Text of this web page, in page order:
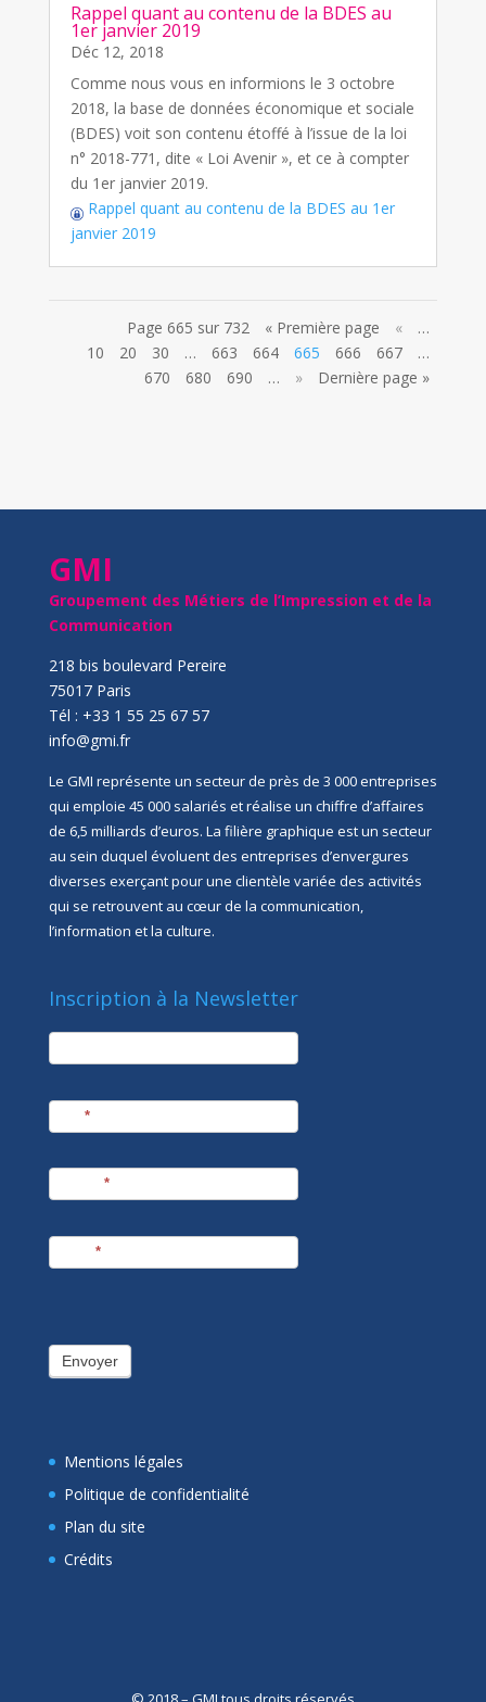
Rappel quant au contenu de la BDES au
1er janvier 2019
Déc 12, 2018
Comme nous vous en informions le 3 octobre
2018, la base de données économique et sociale
(BDES) voit son contenu étoffé à l’issue de la loi
n° 2018-771, dite « Loi Avenir », et ce à compter
du 1er janvier 2019.
Rappel quant au contenu de la BDES au 1er
janvier 2019
Page 665 sur 732 « Première page «
…
10
20 30 … 663 664 665 666 667
…
670
680 690 … » Dernière page »
GMI
Groupement des Métiers de l’Impression et de la
Communication
218 bis boulevard Pereire
75017 Paris
Tél : +33 1 55 25 67 57
info@gmi.fr
Le GMI représente un secteur de près de 3 000 entreprises
qui emploie 45 000 salariés et réalise un chiffre d’affaires
de 6,5 milliards d’euros. La filière graphique est un secteur
au sein duquel évoluent des entreprises d’envergures
diverses exerçant pour une clientèle variée des activités
qui se retrouvent au cœur de la communication,
l’information et la culture.
Inscription à la Newsletter
newsletter
*
*
*
Envoyer
Mentions légales
Politique de confidentialité
Plan du site
Crédits